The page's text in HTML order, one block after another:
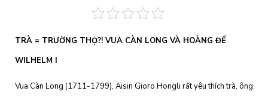
TRÀ = TRƯỜNG THỌ?! VUA CÀN LONG VÀ HOÀNG ĐẾ
WILHELM I
Vua Càn Long (1711-1799), Aisin Gioro Hongli rất yêu thích trà, ông